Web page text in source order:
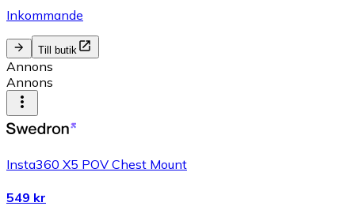
Inkommande
Till butik
Annons
Annons
Insta360 X5 POV Chest Mount
549 kr